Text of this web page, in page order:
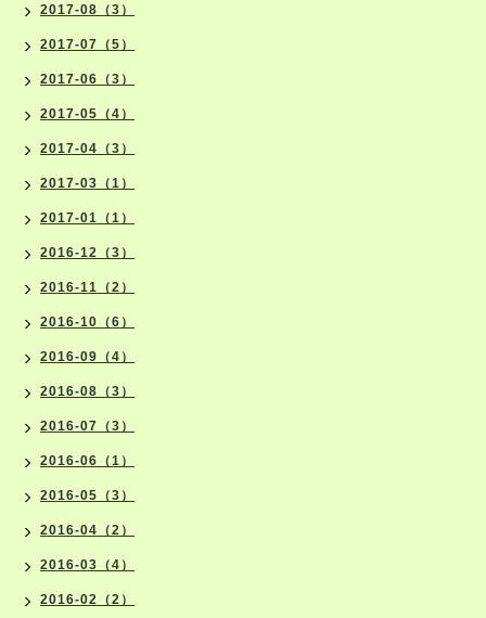
2017-08（3）
2017-07（5）
2017-06（3）
2017-05（4）
2017-04（3）
2017-03（1）
2017-01（1）
2016-12（3）
2016-11（2）
2016-10（6）
2016-09（4）
2016-08（3）
2016-07（3）
2016-06（1）
2016-05（3）
2016-04（2）
2016-03（4）
2016-02（2）